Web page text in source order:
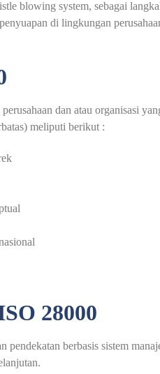
blowing system, sebagai
di lingkungan
dan atau organisasi
meliputi berikut :
28000
berbasis sistem